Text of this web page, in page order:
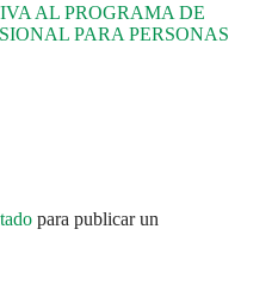
AL PROGRAMA DE
PARA PERSONAS
para publicar un